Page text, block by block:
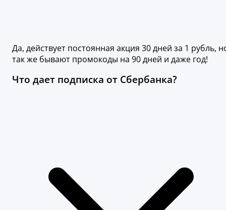
Да, действует постоянная акция 30 дней за 1 рубль,
так же бывают промокоды на 90 дней и даже год!
Что дает подписка от Сбербанка?